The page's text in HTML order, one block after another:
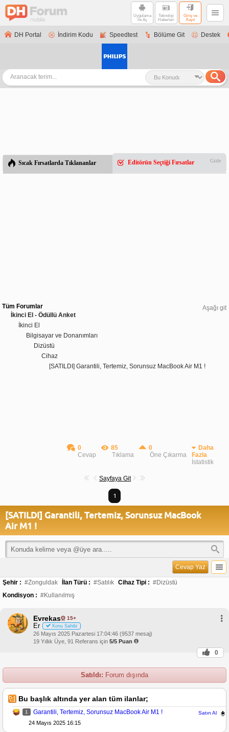
Uygulama
ile Aç
Teknoloji
Haberleri
Giriş ve
Kayıt
DH Portal İndirim Kodu Speedtest Bölüme Git Destek
Sıcak Fırsatlarda Tıklananlar Editörün Seçtiği Fırsatlar Gizle
Aşağı git
Tüm Forumlar
İkinci El - Ödüllü Anket
İkinci El
Bilgisayar ve Donanımları
Dizüstü
Cihaz
[SATILDI] Garantili, Tertemiz, Sorunsuz MacBook Air M1 !
0
Cevap
85
Tıklama
0
Öne Çıkarma
Daha
Fazla
İstatistik
Sayfaya Git
1
[SATILDI] Garantili, Tertemiz, Sorunsuz MacBook
Air M1 !
Cevap Yaz
Şehir : #Zonguldak İlan Türü : #Satılık Cihaz Tipi : #Dizüstü
Kondisyon : #Kullanılmış
Evrekas 15+
Er Konu Sahibi
26 Mayıs 2025 Pazartesi 17:04:46 (9537 mesaj)
19 Yıllık Üye, 91 Referans için 5/5 Puan
0
Satıldı: Forum dışında
Bu başlık altında yer alan tüm ilanlar;
1 Garantili, Tertemiz, Sorunsuz MacBook Air M1 ! Satın Al
24 Mayıs 2025 16:15